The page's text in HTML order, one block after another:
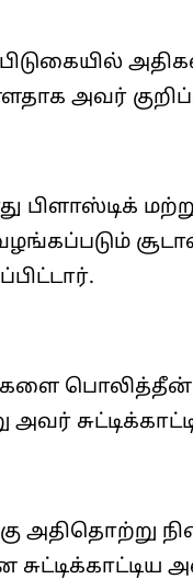
அவர்
பொலித்தீன்
அதிதொற்று